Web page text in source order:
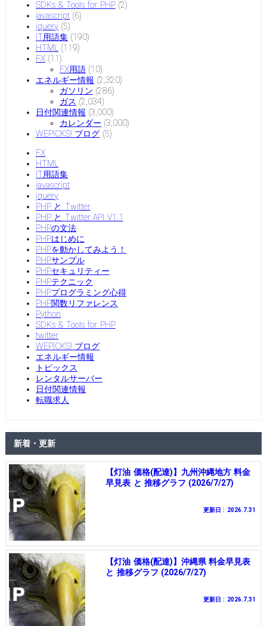
SDKs & Tools for PHP(2)
javascript(6)
jquery(5)
IT用語集(190)
HTML
(119)
FX(11)
FX用語(10)
エネルギー情報 (2,320)
ガソリン (286)
ガス (2,034)
日付関連情報 (3,000)
カレンダー (3,000)
WEPICKS! ブログ (5)
FX
HTML
IT用語集
javascript
jquery
PHP と Twitter
PHP と Twitter API V1.1
PHPの文法
PHPはじめに
PHPを動かしてみよう！
PHPサンプル
PHPセキュリティー
PHPテクニック
PHPプログラミング心得
PHP関数リファレンス
Python
SDKs & Tools for PHP
twitter
WEPICKS! ブログ
エネルギー情報
トピックス
レンタルサーバー
日付関連情報
転職求人
新着・更新
【灯油 価格(配達)】九州沖縄地方 料金
早見表 と 推移グラフ (2026/7/27)
更新日 : 2026.7.31
【灯油 価格(配達)】沖縄県 料金早見表
と 推移グラフ (2026/7/27)
更新日 : 2026.7.31